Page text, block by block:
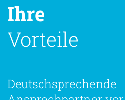
Ihre
Vorteile
Deutschsprechende